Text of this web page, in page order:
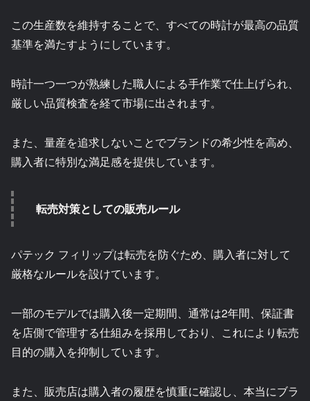
この生産数を維持することで、すべての時計が最高の品質
基準を満たすようにしています。
時計一つ一つが熟練した職人による手作業で仕上げられ、
厳しい品質検査を経て市場に出されます。
また、量産を追求しないことでブランドの希少性を高め、
購入者に特別な満足感を提供しています。
転売対策としての販売ルール
パテック フィリップは転売を防ぐため、購入者に対して
厳格なルールを設けています。
一部のモデルでは購入後一定期間、通常は2年間、保証書
を店側で管理する仕組みを採用しており、これにより転売
目的の購入を抑制しています。
また、販売店は購入者の履歴を慎重に確認し、本当にブラ